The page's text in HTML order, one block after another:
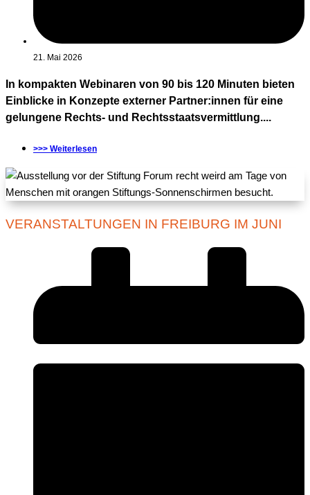
21. Mai 2026
In kompakten Webinaren von 90 bis 120 Minuten bieten
Einblicke in Konzepte externer Partner:innen für eine
gelungene Rechts- und Rechtsstaatsvermittlung....
>>> Weiterlesen
VERANSTALTUNGEN IN FREIBURG IM JUNI